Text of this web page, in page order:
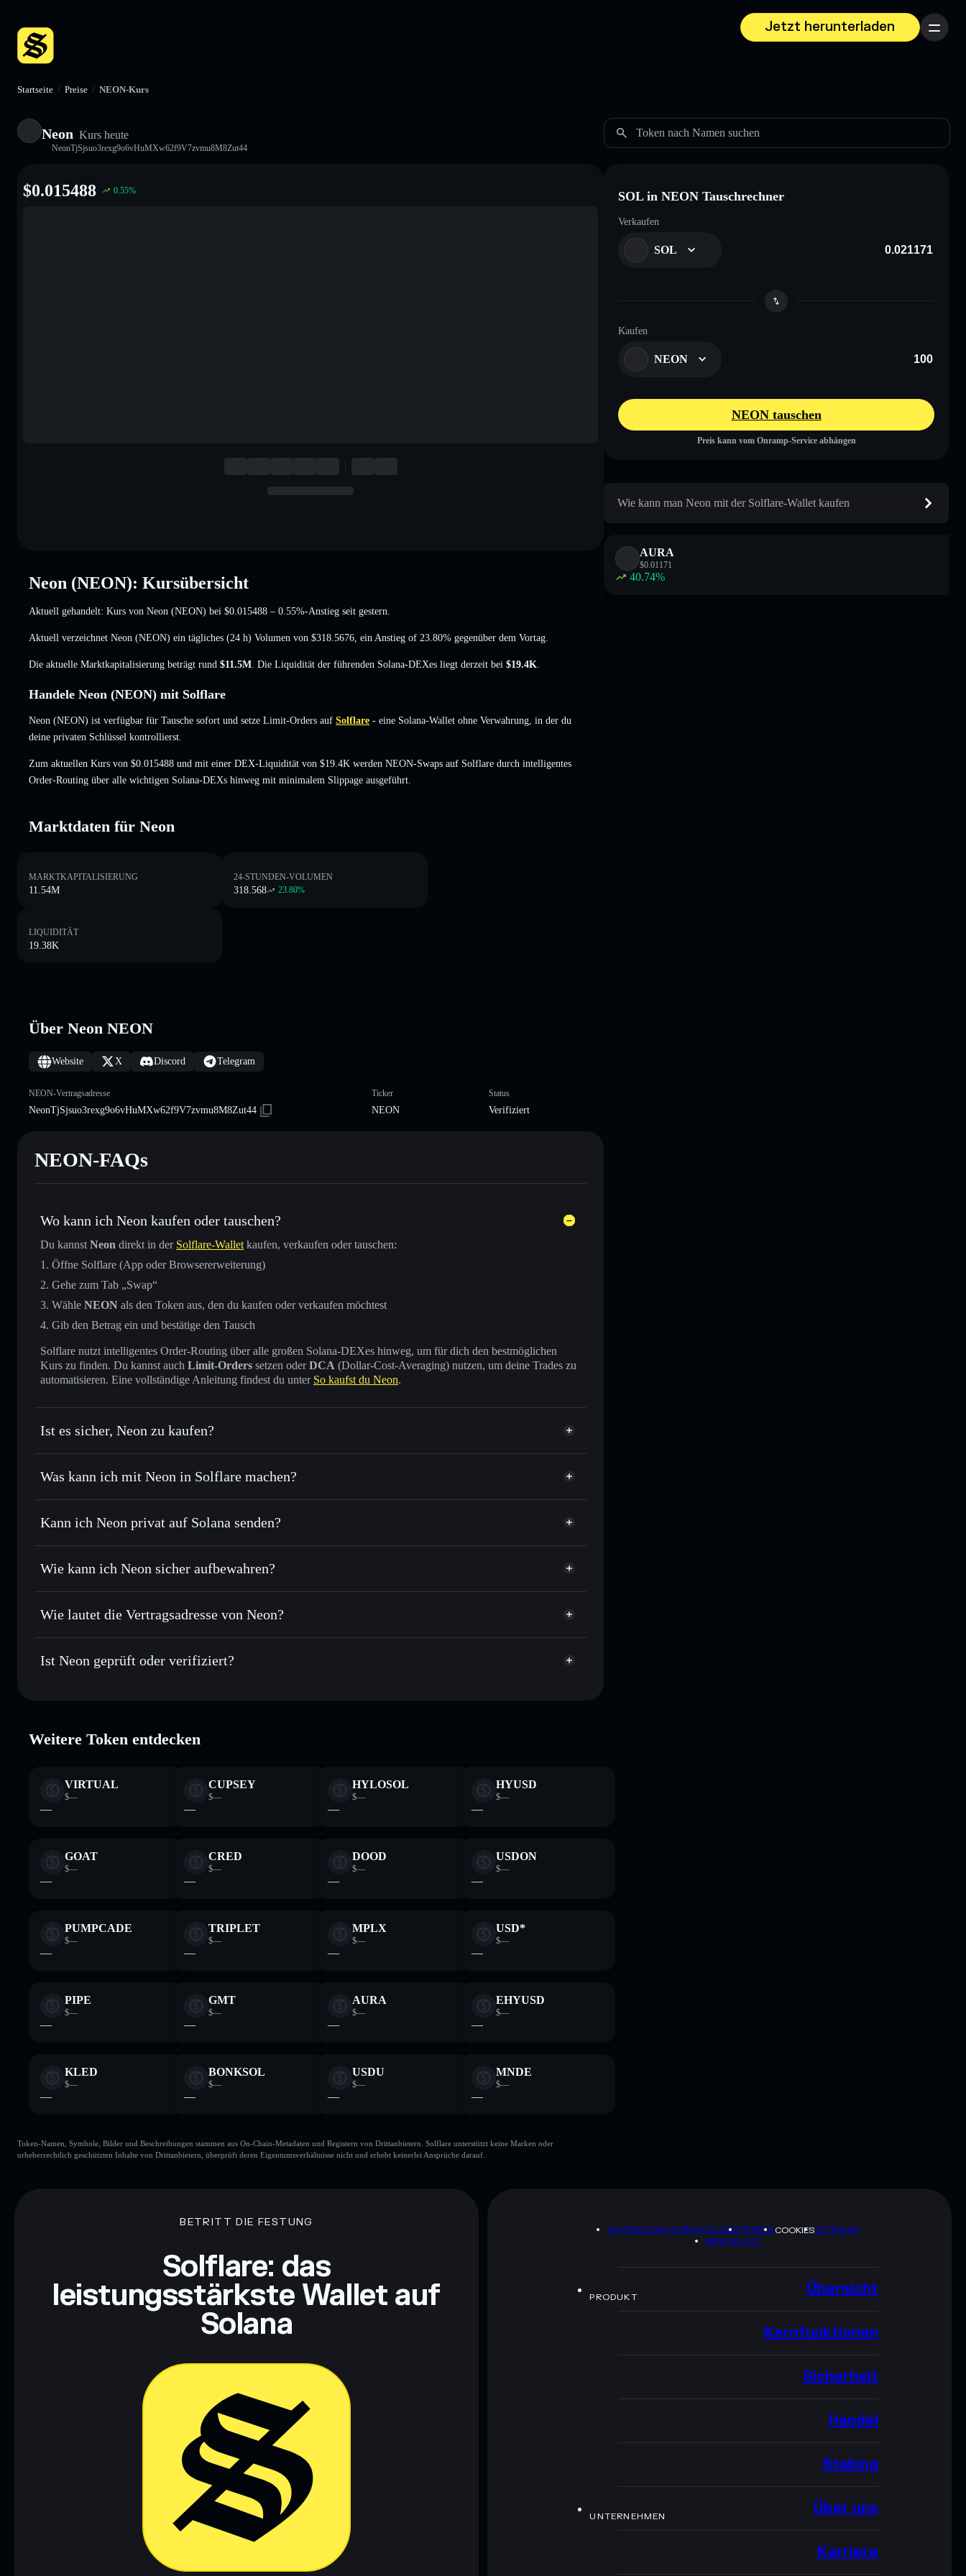
Jetzt herunterladen
Menü
Startseite / Preise / NEON-Kurs
Neon Kurs heute
NeonTjSjsuo3rexg9o6vHuMXw62f9V7zvmu8M8Zut44
Token nach Namen suchen
$0.015488 0.55%
Neon (NEON): Kursübersicht
Aktuell gehandelt: Kurs von Neon (NEON) bei $0.015488 – 0.55%-Anstieg seit gestern.
Aktuell verzeichnet Neon (NEON) ein tägliches (24 h) Volumen von $318.5676 ein Anstieg of 23.80% gegenüber dem Vortag.
Die aktuelle Marktkapitalisierung beträgt rund $11.5M . Die Liquidität der führenden Solana-DEXes liegt derzeit bei $19.4K
Handele Neon (NEON) mit Solflare
Neon (NEON) ist verfügbar für Tausche sofort und setze Limit-Orders auf Solflare - eine Solana-Wallet ohne Verwahrung, in der du
deine privaten Schlüssel kontrollierst.
Zum aktuellen Kurs von $0.015488 und mit einer DEX-Liquidität von $19.4K werden NEON-Swaps auf Solflare durch intelligentes
Order-Routing über alle wichtigen Solana-DEXs hinweg mit minimalem Slippage ausgeführt.
Marktdaten für Neon
MARKTKAPITALISIERUNG
11.54M
24-STUNDEN-VOLUMEN
318.568 23.80%
LIQUIDITÄT
19.38K
Über Neon NEON
Website X Discord Telegram
NEON-Vertragsadresse
NeonTjSjsuo3rexg9o6vHuMXw62f9V7zvmu8M8Zut44
Ticker
NEON
Status
Verifiziert
NEON-FAQs
Wo kann ich Neon kaufen oder tauschen?
Du kannst Neon direkt in der Solflare-Wallet kaufen, verkaufen oder tauschen:
Öffne Solflare (App oder Browsererweiterung)
Gehe zum Tab „Swap“
Wähle NEON als den Token aus, den du kaufen oder verkaufen möchtest
Gib den Betrag ein und bestätige den Tausch
Solflare nutzt intelligentes Order-Routing über alle großen Solana-DEXes hinweg, um für dich den bestmöglichen
Kurs zu finden. Du kannst auch Limit-Orders setzen oderDCA (Dollar-Cost-Averaging) nutzen, um deine Trades zu
automatisieren. Eine vollständige Anleitung findest du unter So kaufst du Neon.
Ist es sicher, Neon zu kaufen?
Neon verifizierter Token
Was kann ich mit Neon in Solflare machen?
Neon
Solflare-Wallet
Sofort tauschen – handle NEON gegen SOL, USDC oder Tausende anderer Solana-Tokens mit intelligentem
Durchschnittskosteneffekt nutzen– Schritt für Schritt per Durchschnittskosteneffekt in NEON einsteigen
Privat senden– übertrage NEON, ohne Wallets öffentlich zu verknüpfen, mithilfe des in Solflare integrierten
Privacy Aggregators
kontrollierst
Kann ich Neon privat auf Solana senden?
Solflare-Wallet Privacy Aggregator Neon
Wie kann ich Neon sicher aufbewahren?
Neon nicht verwahrenden Wallet Solflare
Privacy Aggregator
Wie lautet die Vertragsadresse von Neon?
Neon NeonTjSjsuo3rexg9o6vHuMXw62f9V7zvmu8M8Zut44
Solflare-Wallet
Ist Neon geprüft oder verifiziert?
Weitere Token entdecken
VIRTUAL
$—
—
CUPSEY
$—
—
HYLOSOL
$—
—
HYUSD
$—
—
GOAT
$—
—
CRED
$—
—
DOOD
$—
—
USDON
$—
—
PUMPCADE
$—
—
TRIPLET
$—
—
MPLX
$—
—
USD*
$—
—
PIPE
$—
—
GMT
$—
—
AURA
$—
—
EHYUSD
$—
—
KLED
$—
—
BONKSOL
$—
—
USDU
$—
—
MNDE
$—
—
Token-Namen, Symbole, Bilder und Beschreibungen stammen aus On-Chain-Metadaten und Registern von Drittanbietern. Solflare unterstützt keine Marken oder
urheberrechtlich geschützten Inhalte von Drittanbietern, überprüft deren Eigentumsverhältnisse nicht und erhebt keinerlei Ansprüche darauf.
SOL in NEON Tauschrechner
Verkaufen
SOL
Kaufen
NEON
NEON tauschen
Preis kann vom Onramp-Service abhängen
Wie kann man Neon mit der Solflare-Wallet kaufen
AURA
$0.01171
40.74%
BETRITT DIE FESTUNG
Solflare: das
leistungsstärkste Wallet auf
Solana
DATENSCHUTZRICHTLINIETERMSCOOKIESSITEMAP
BRAND-KIT
PRODUKT Übersicht
Kernfunktionen
Sicherheit
Handel
Staking
UNTERNEHMEN Über uns
Karriere